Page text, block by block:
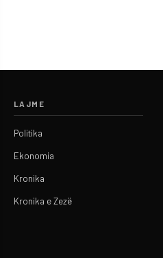
LAJME
Politika
Ekonomia
Kronika
Kronika e Zezë